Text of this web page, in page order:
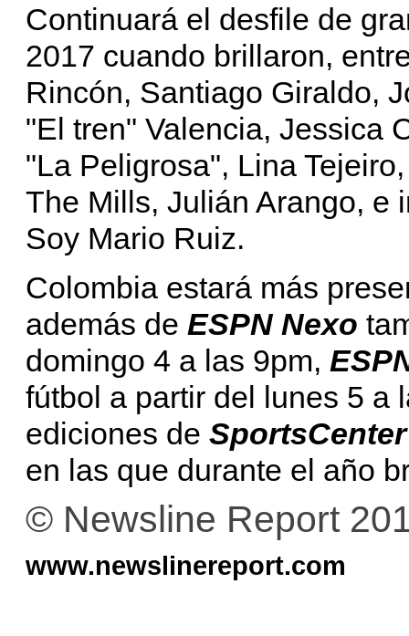
Continuará el desfile de
2017 cuando brillaron,
Rincón, Santiago Giraldo,
"El tren" Valencia, Jessica
"La Peligrosa", Lina
The Mills, Julián Arango, e
Soy Mario Ruiz.
Colombia estará más
además de ESPN Nexo
domingo 4 a las 9pm,
fútbol a partir del lunes 5 a
ediciones de
en las que durante el año
© Newsline Report
www.newslinereport.com